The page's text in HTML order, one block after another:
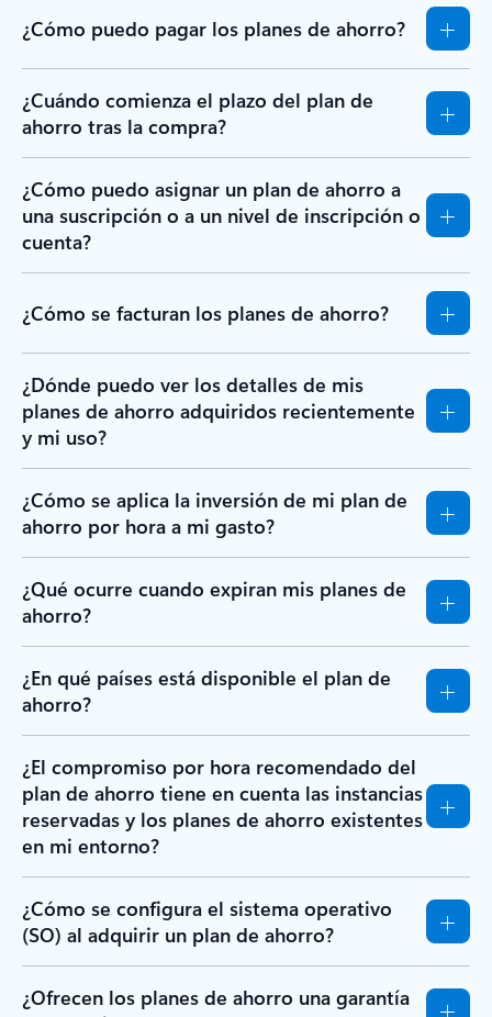
¿Cómo puedo pagar los planes de ahorro?
¿Cuándo comienza el plazo del plan de
ahorro tras la compra?
¿Cómo puedo asignar un plan de ahorro a
una suscripción o a un nivel de inscripción o
cuenta?
¿Cómo se facturan los planes de ahorro?
¿Dónde puedo ver los detalles de mis
planes de ahorro adquiridos recientemente
y mi uso?
¿Cómo se aplica la inversión de mi plan de
ahorro por hora a mi gasto?
¿Qué ocurre cuando expiran mis planes de
ahorro?
¿En qué países está disponible el plan de
ahorro?
¿El compromiso por hora recomendado del
plan de ahorro tiene en cuenta las instancias
reservadas y los planes de ahorro existentes
en mi entorno?
¿Cómo se configura el sistema operativo
(SO) al adquirir un plan de ahorro?
¿Ofrecen los planes de ahorro una garantía